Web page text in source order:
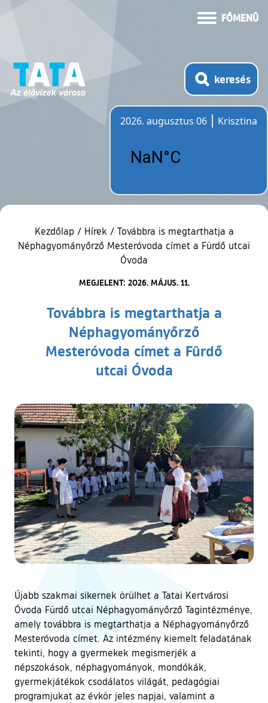
FŐMENÜ
keresés
2026. augusztus 06
Krisztina
Kezdőlap / Hírek / Továbbra is megtarthatja a
Néphagyományőrző Mesteróvoda címet a Fürdő utcai
Óvoda
MEGJELENT: 2026. MÁJUS. 11.
Továbbra is megtarthatja a
Néphagyományőrző
Mesteróvoda címet a Fürdő
utcai Óvoda
Újabb szakmai sikernek örülhet a Tatai Kertvárosi
Óvoda Fürdő utcai Néphagyományőrző Tagintézménye,
amely továbbra is megtarthatja a Néphagyományőrző
Mesteróvoda címet. Az intézmény kiemelt feladatának
tekinti, hogy a gyermekek megismerjék a
népszokások, néphagyományok, mondókák,
gyermekjátékok csodálatos világát, pedagógiai
programjukat az évkör jeles napjai, valamint a